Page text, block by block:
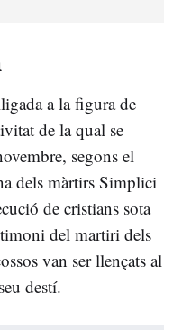
a la figura de
de la qual se
segons el
dels màrtirs Simplici
de cristians sota
del martiri dels
van ser llençats al
destí.